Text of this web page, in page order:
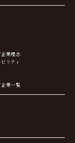
業理念
リティ
業一覧